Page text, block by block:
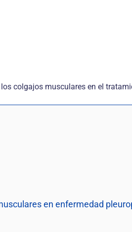
colgajos musculares en el
en enfermedad